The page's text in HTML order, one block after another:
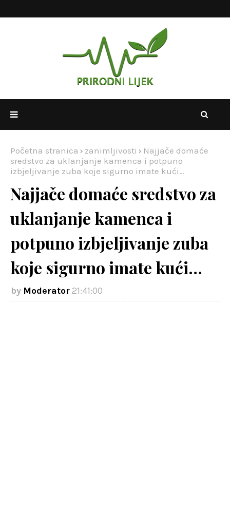
Početna stranica zanimljivosti
Najjače domaće
sredstvo za uklanjanje kamenca i potpuno
izbjeljivanje zuba koje sigurno imate kući…
Najjače domaće sredstvo za
uklanjanje kamenca i
potpuno izbjeljivanje zuba
koje sigurno imate kući…
Moderator21:41:00